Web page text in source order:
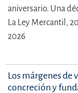
aniversario. Una
La Ley Mercantil,
2026
Los márgenes de
concreción y